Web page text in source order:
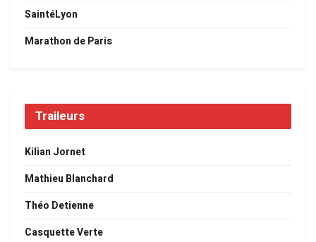
SaintéLyon
Marathon de Paris
Traileurs
Kilian Jornet
Mathieu Blanchard
Théo Detienne
Casquette Verte